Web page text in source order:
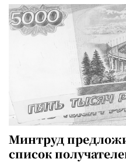
Минтруд
список